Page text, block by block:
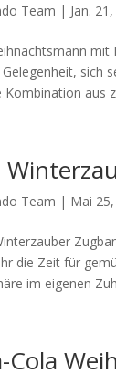
Team | Jan.
mit
sich
Kombination aus
Team | Mai
die Zeit für
im eigenen
Cola